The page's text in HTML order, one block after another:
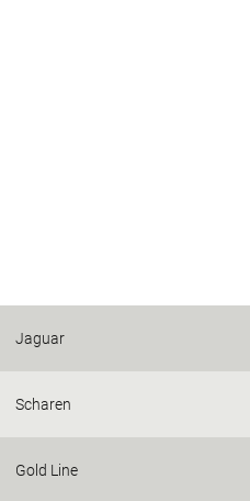
Jaguar
Scharen
Gold Line